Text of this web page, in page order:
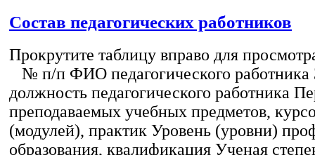
Состав педагогических работников
Прокрутите таблицу вправо для
№ п/п ФИО педагогического работника
должность педагогического работника
преподаваемых учебных предметов,
(модулей), практик Уровень (уровни)
образования, квалификация Ученая